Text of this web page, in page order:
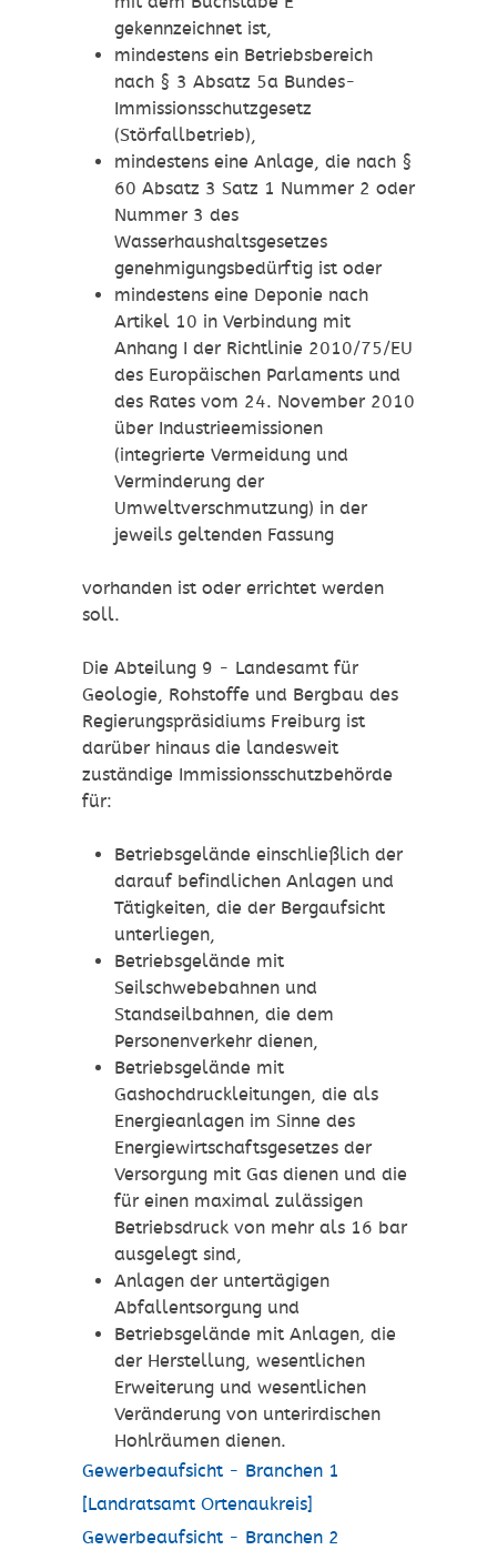
gekennzeichnet ist,
mindestens ein Betriebsbereich
nach § 3 Absatz 5a Bundes-
Immissionsschutzgesetz
(Störfallbetrieb),
mindestens eine Anlage, die nach §
60 Absatz 3 Satz 1 Nummer 2 oder
Nummer 3 des
Wasserhaushaltsgesetzes
genehmigungsbedürftig ist oder
mindestens eine Deponie nach
Artikel 10 in Verbindung mit
Anhang I der Richtlinie 2010/75/EU
des Europäischen Parlaments und
des Rates vom 24. November 2010
über Industrieemissionen
(integrierte Vermeidung und
Verminderung der
Umweltverschmutzung) in der
jeweils geltenden Fassung
vorhanden ist oder errichtet werden
soll.
Die Abteilung 9 - Landesamt für
Geologie, Rohstoffe und Bergbau des
Regierungspräsidiums Freiburg ist
darüber hinaus die landesweit
zuständige Immissionsschutzbehörde
für:
Betriebsgelände einschließlich der
darauf befindlichen Anlagen und
Tätigkeiten, die der Bergaufsicht
unterliegen,
Betriebsgelände mit
Seilschwebebahnen und
Standseilbahnen, die dem
Personenverkehr dienen,
Betriebsgelände mit
Gashochdruckleitungen, die als
Energieanlagen im Sinne des
Energiewirtschaftsgesetzes der
Versorgung mit Gas dienen und die
für einen maximal zulässigen
Betriebsdruck von mehr als 16 bar
ausgelegt sind,
Anlagen der untertägigen
Abfallentsorgung und
Betriebsgelände mit Anlagen, die
der Herstellung, wesentlichen
Erweiterung und wesentlichen
Veränderung von unterirdischen
Hohlräumen dienen.
Gewerbeaufsicht - Branchen 1
[Landratsamt Ortenaukreis]
Gewerbeaufsicht - Branchen 2